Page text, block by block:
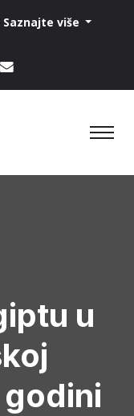
Saznajte više
u